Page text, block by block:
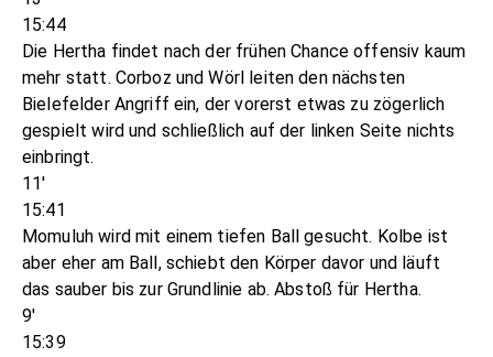
15:44
Die Hertha findet nach der frühen Chance offensiv kaum
mehr statt. Corboz und Wörl leiten den nächsten
Bielefelder Angriff ein, der vorerst etwas zu zögerlich
gespielt wird und schließlich auf der linken Seite nichts
einbringt.
11'
15:41
Momuluh wird mit einem tiefen Ball gesucht. Kolbe ist
aber eher am Ball, schiebt den Körper davor und läuft
das sauber bis zur Grundlinie ab. Abstoß für Hertha.
9'
15:39